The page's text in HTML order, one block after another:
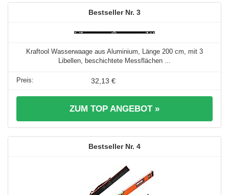
3
Kraftool Wasserwaage aus Aluminium, Länge 200 cm, mit 3
Libellen, beschichtete Messflächen ...
32,13 €
ZUM TOP ANGEBOT »
4